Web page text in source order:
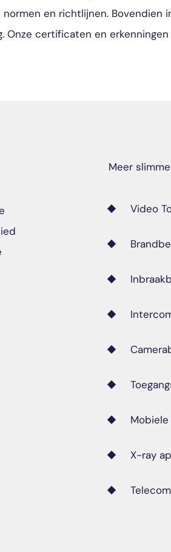
en richtlijnen. Bovendien
Onze certificaten en erkenningen
Meer
Video
X-ray